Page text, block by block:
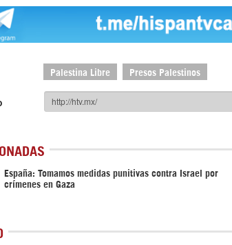
Palestina Libre Presos Palestinos
España: Tomamos medidas punitivas contra Israel por
crímenes en Gaza